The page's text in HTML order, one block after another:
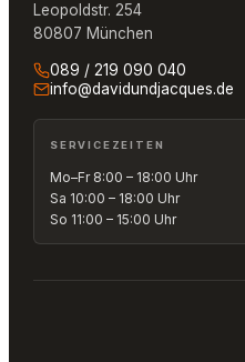
Leopoldstr. 254
80807 München
089 / 219 090 040
info@davidundjacques.de
SERVICEZEITEN
Mo–Fr 8:00 – 18:00 Uhr
Sa 10:00 – 18:00 Uhr
So 11:00 – 15:00 Uhr